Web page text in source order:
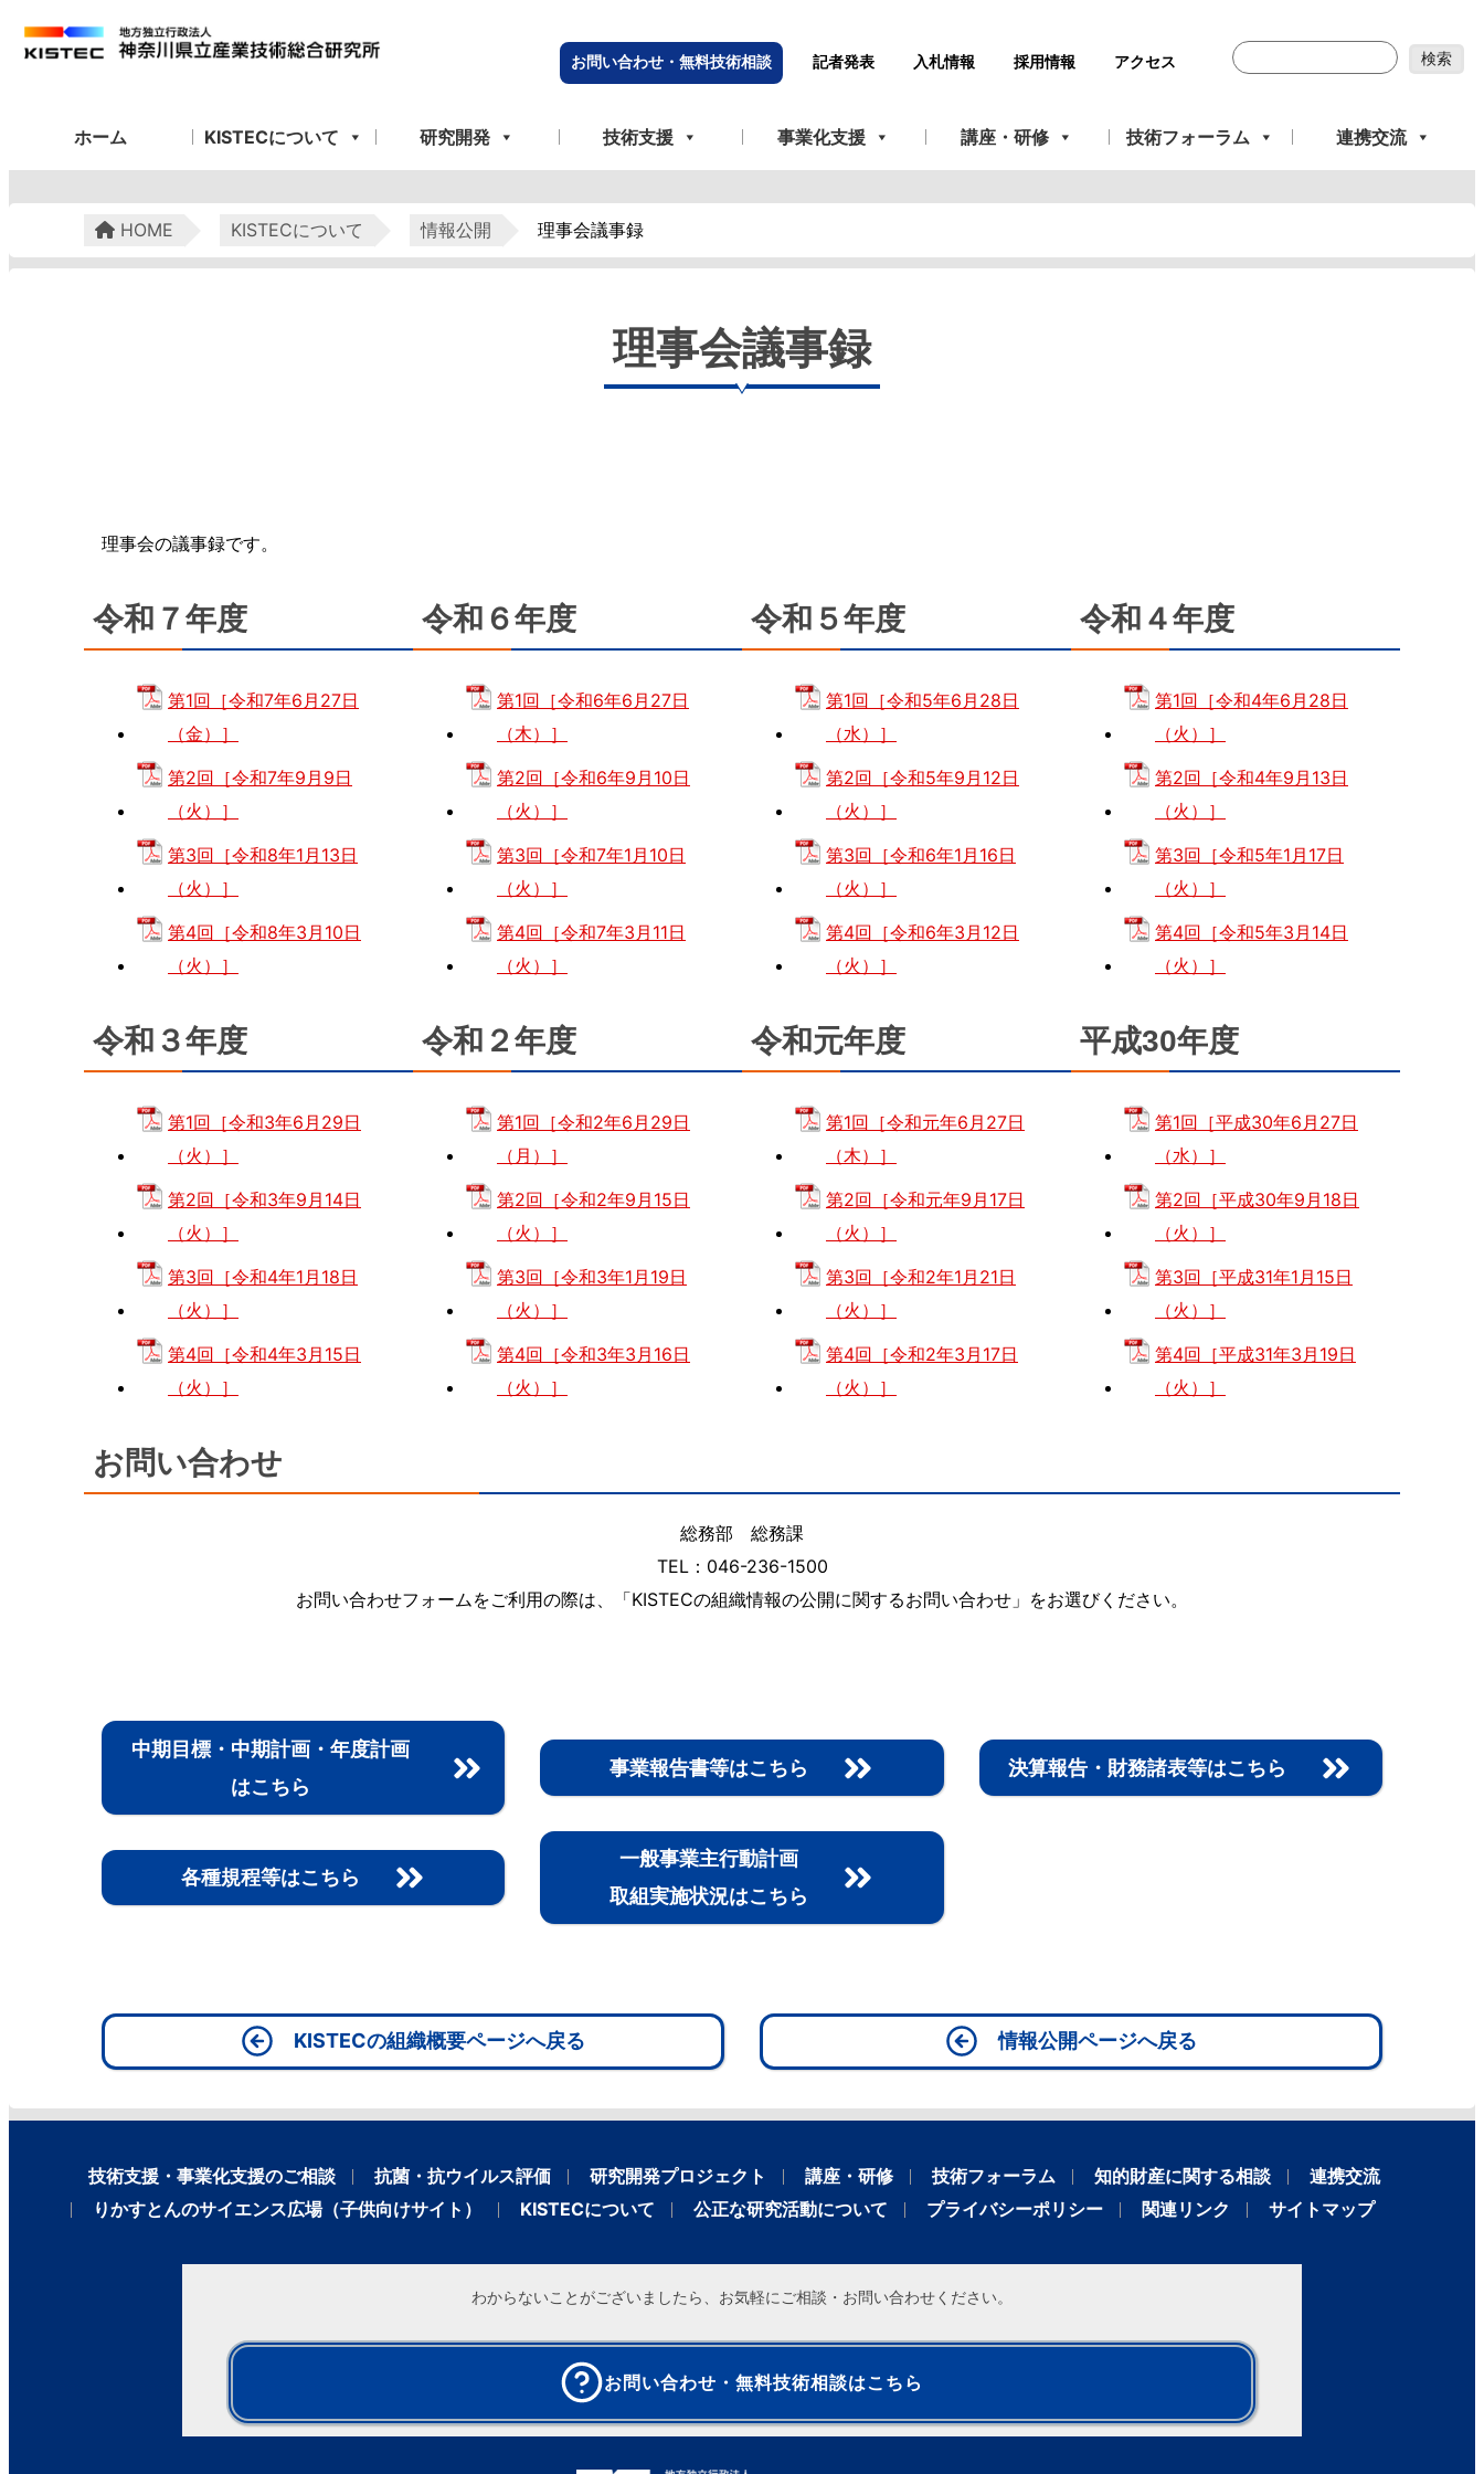
お問い合わせ・無料技術相談 記者発表 入札情報 採用情報 アクセス
ホーム KISTECについて 研究開発 技術支援 事業化支援 講座・研修 技術フォーラム 連携交流
HOME KISTECについて 情報公開 理事会議事録
理事会議事録
理事会の議事録です。
令和７年度
第1回［令和7年6月27日
（金）］
第2回［令和7年9月9日
（火）］
第3回［令和8年1月13日
（火）］
第4回［令和8年3月10日
（火）］
令和６年度
第1回［令和6年6月27日
（木）］
第2回［令和6年9月10日
（火）］
第3回［令和7年1月10日
（火）］
第4回［令和7年3月11日
（火）］
令和５年度
第1回［令和5年6月28日
（水）］
第2回［令和5年9月12日
（火）］
第3回［令和6年1月16日
（火）］
第4回［令和6年3月12日
（火）］
令和４年度
第1回［令和4年6月28日
（火）］
第2回［令和4年9月13日
（火）］
第3回［令和5年1月17日
（火）］
第4回［令和5年3月14日
（火）］
令和３年度
第1回［令和3年6月29日
（火）］
第2回［令和3年9月14日
（火）］
第3回［令和4年1月18日
（火）］
第4回［令和4年3月15日
（火）］
令和２年度
第1回［令和2年6月29日
（月）］
第2回［令和2年9月15日
（火）］
第3回［令和3年1月19日
（火）］
第4回［令和3年3月16日
（火）］
令和元年度
第1回［令和元年6月27日
（木）］
第2回［令和元年9月17日
（火）］
第3回［令和2年1月21日
（火）］
第4回［令和2年3月17日
（火）］
平成30年度
第1回［平成30年6月27日
（水）］
第2回［平成30年9月18日
（火）］
第3回［平成31年1月15日
（火）］
第4回［平成31年3月19日
（火）］
お問い合わせ
総務部 総務課
TEL：046-236-1500
お問い合わせフォームをご利用の際は、「KISTECの組織情報の公開に関するお問い合わせ」をお選びください。
中期目標・中期計画・年度計画
はこちら
事業報告書等はこちら 決算報告・財務諸表等はこちら
各種規程等はこちら
一般事業主行動計画
取組実施状況はこちら
KISTECの組織概要ページへ戻る 情報公開ページへ戻る
技術支援・事業化支援のご相談 抗菌・抗ウイルス評価 研究開発プロジェクト 講座・研修 技術フォーラム 知的財産に関する相談
連携交流
りかすとんのサイエンス広場（子供向けサイト）
KISTECについて 公正な研究活動について プライバシーポリシー 関連リンク サイトマップ
わからないことがございましたら、お気軽にご相談・お問い合わせください。
お問い合わせ・無料技術相談はこちら